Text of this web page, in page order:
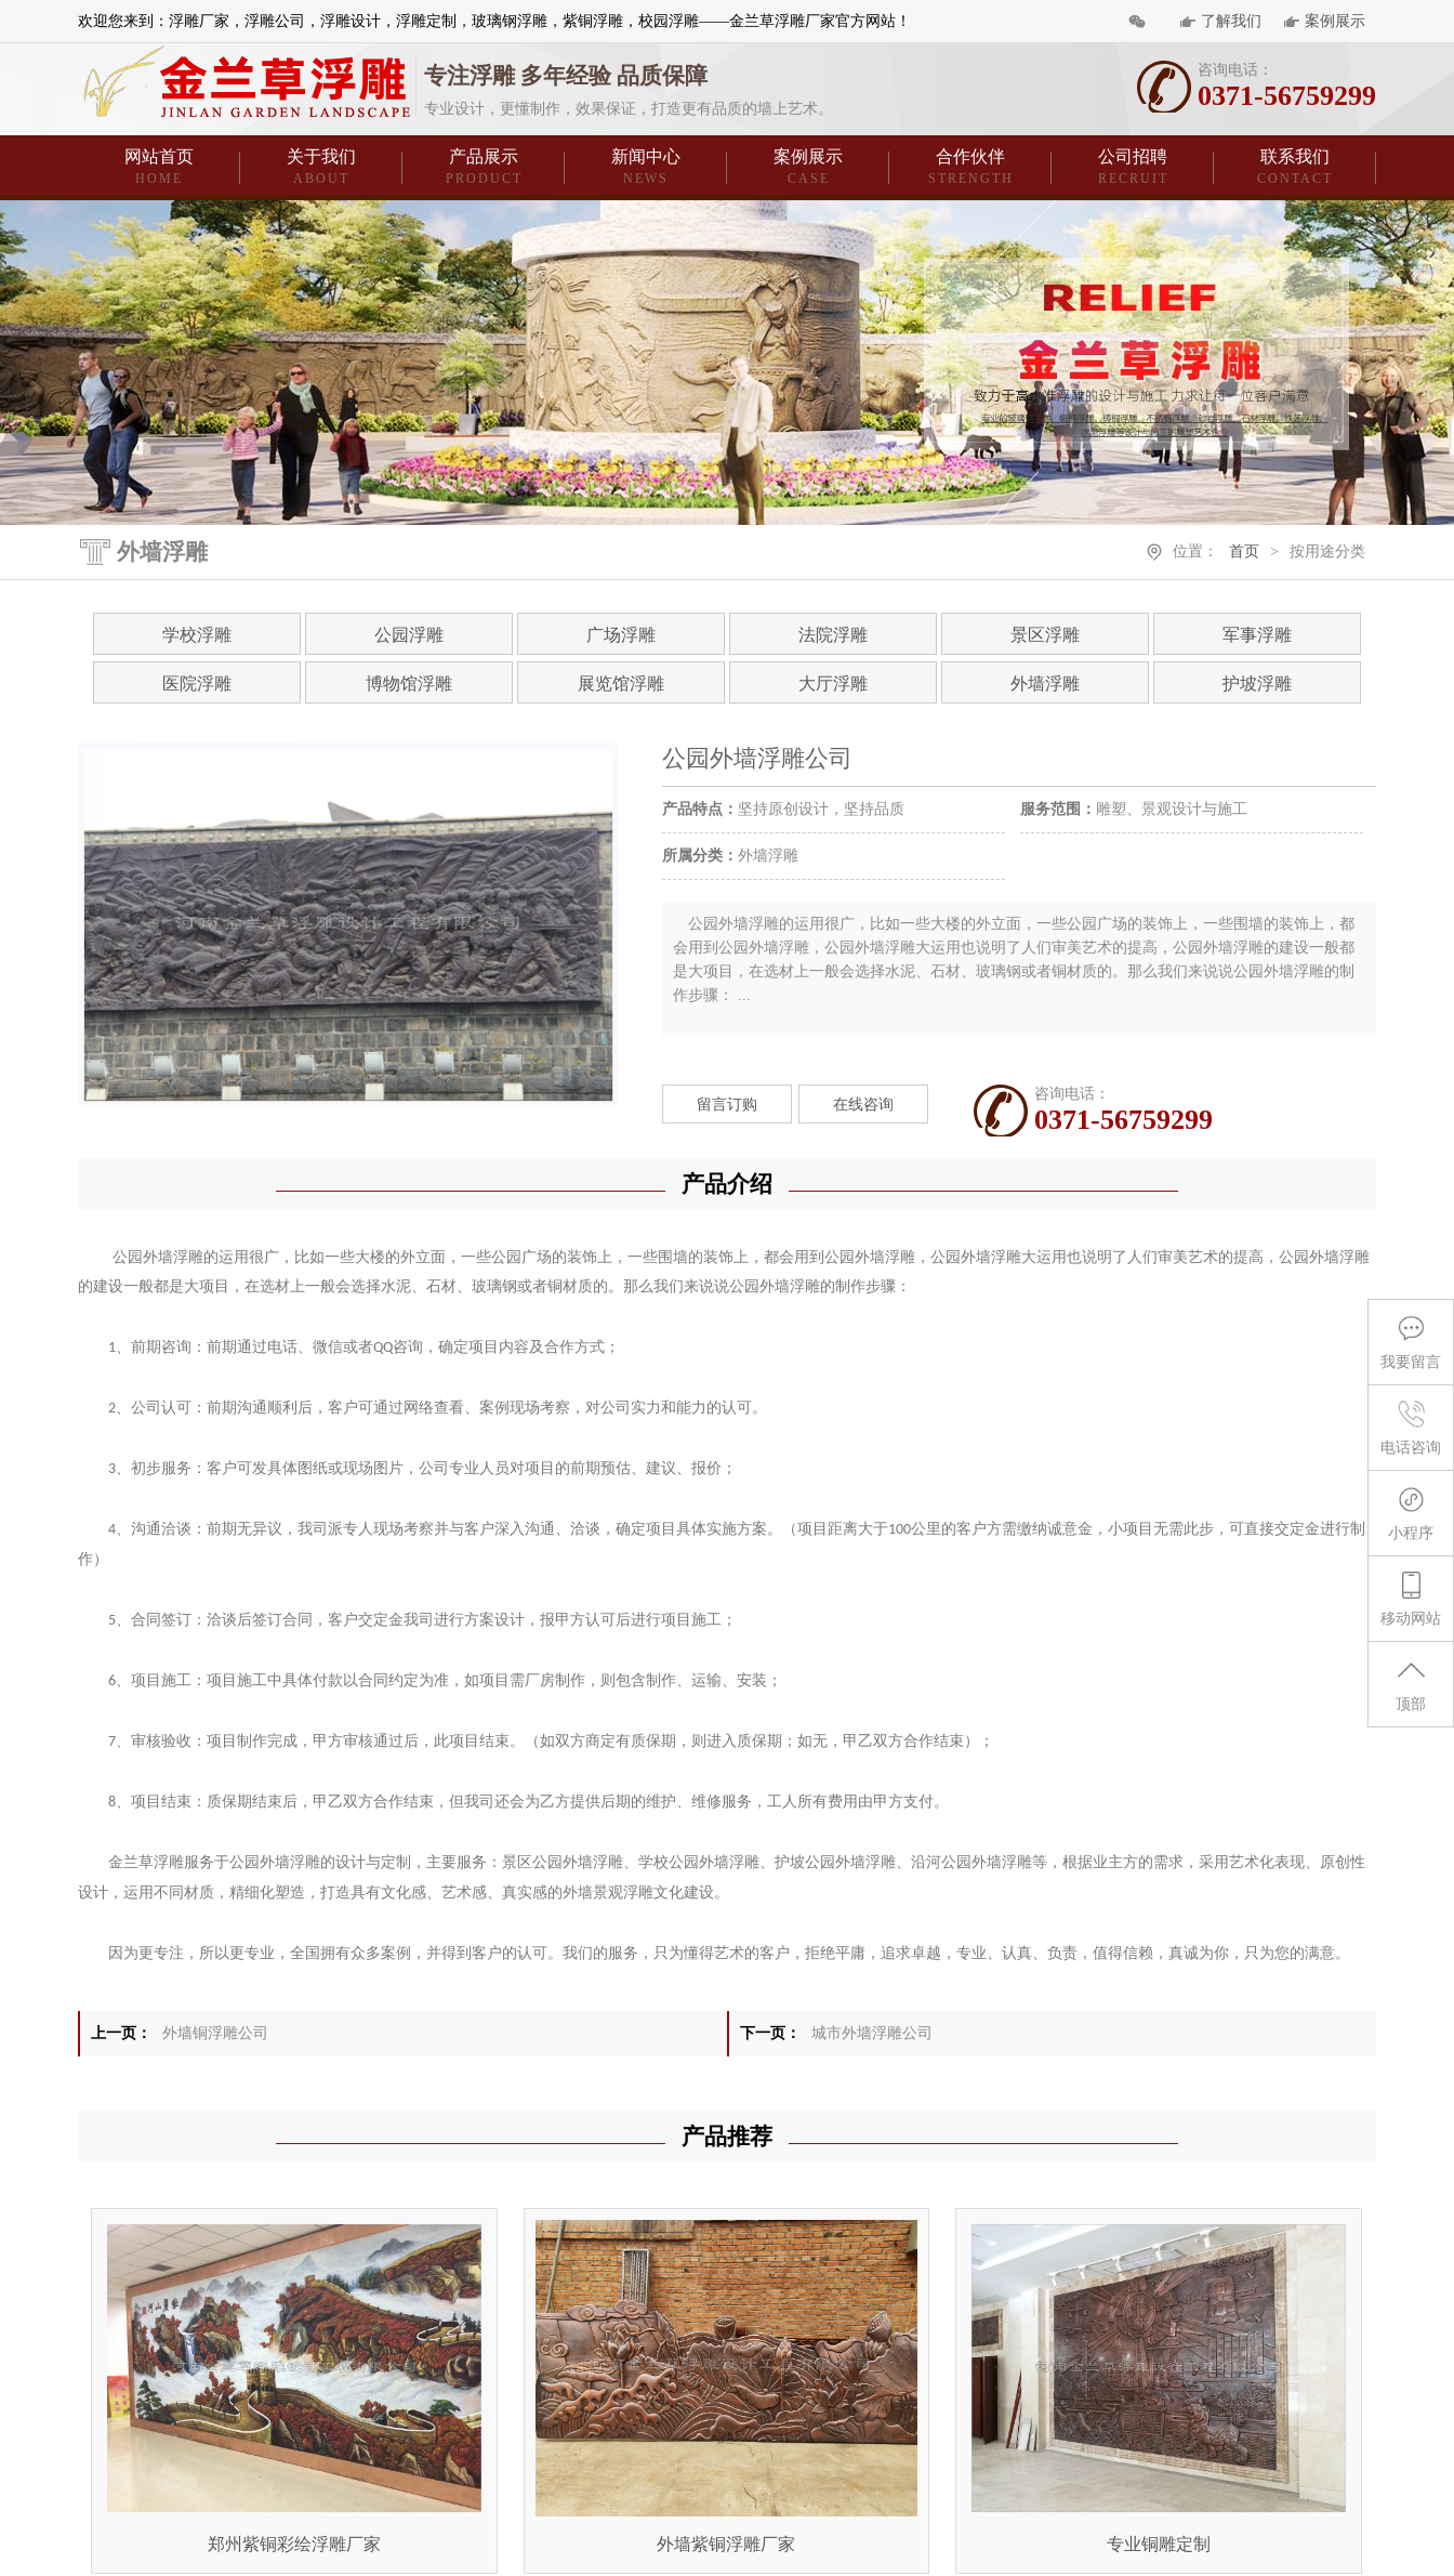
欢迎您来到：浮雕厂家，浮雕公司，浮雕设计，浮雕定制，玻璃钢浮雕，紫铜浮雕，校园浮雕——金兰草浮雕厂家官方网站！ 了解我们 案例展示
专注浮雕 多年经验 品质保障
专业设计，更懂制作，效果保证，打造更有品质的墙上艺术。
咨询电话：
0371-56759299
网站首页
HOME
关于我们
ABOUT
产品展示
PRODUCT
新闻中心
NEWS
案例展示
CASE
合作伙伴
STRENGTH
公司招聘
RECRUIT
联系我们
CONTACT
外墙浮雕 位置： 首页 > 按用途分类
学校浮雕 公园浮雕 广场浮雕 法院浮雕 景区浮雕 军事浮雕
医院浮雕 博物馆浮雕 展览馆浮雕 大厅浮雕 外墙浮雕 护坡浮雕
公园外墙浮雕公司
产品特点： 坚持原创设计，坚持品质 服务范围： 雕塑、景观设计与施工
所属分类： 外墙浮雕
公园外墙浮雕的运用很广，比如一些大楼的外立面，一些公园广场的装饰上，一些围墙的装饰上，都
会用到公园外墙浮雕，公园外墙浮雕大运用也说明了人们审美艺术的提高，公园外墙浮雕的建设一般都
是大项目，在选材上一般会选择水泥、石材、玻璃钢或者铜材质的。那么我们来说说公园外墙浮雕的制
作步骤： ...
留言订购 在线咨询
咨询电话：
0371-56759299
产品介绍
公园外墙浮雕的运用很广，比如一些大楼的外立面，一些公园广场的装饰上，一些围墙的装饰上，都会用到 公园外墙浮雕 ， 公园外墙浮雕大运用也说明了人们审美艺术的提高， 公园外墙浮雕
的建设一般都是大项目，在选材上一般会选择水泥、石材、玻璃钢或者铜材质的。那么我们来说说公园外墙浮雕的制作步骤：
1、前期咨询：前期通过电话、微信或者QQ咨询，确定项目内容及合作方式；
2、公司认可：前期沟通顺利后，客户可通过网络查看、案例现场考察，对公司实力和能力的认可。
3、初步服务：客户可发具体图纸或现场图片，公司专业人员对项目的前期预估、建议、报价；
4、沟通洽谈：前期无异议，我司派专人现场考察并与客户深入沟通、洽谈，确定项目具体实施方案。（项目距离大于100公里的客户方需缴纳诚意金，小项目无需此步，可直接交定金进行制
作）
5、合同签订：洽谈后签订合同，客户交定金我司进行方案设计，报甲方认可后进行项目施工；
6、项目施工：项目施工中具体付款以合同约定为准，如项目需厂房制作，则包含制作、运输、安装；
7、审核验收：项目制作完成，甲方审核通过后，此项目结束。（如双方商定有质保期，则进入质保期；如无，甲乙双方合作结束）；
8、项目结束：质保期结束后，甲乙双方合作结束，但我司还会为乙方提供后期的维护、维修服务，工人所有费用由甲方支付。
金兰草浮雕服务于公园外墙浮雕的设计与定制，主要服务：景区公园外墙浮雕、学校公园外墙浮雕、护坡公园外墙浮雕、沿河公园外墙浮雕等，根据业主方的需求，采用艺术化表现、原创性
设计，运用不同材质，精细化塑造，打造具有文化感、艺术感、真实感的外墙景观浮雕文化建设。
因为更专注，所以更专业，全国拥有众多案例，并得到客户的认可。我们的服务，只为懂得艺术的客户，拒绝平庸，追求卓越，专业、认真、负责，值得信赖，真诚为你，只为您的满意。
上一页： 外墙铜浮雕公司 下一页： 城市外墙浮雕公司
产品推荐
郑州紫铜彩绘浮雕厂家 外墙紫铜浮雕厂家 专业铜雕定制
我要留言
电话咨询
小程序
移动网站
顶部